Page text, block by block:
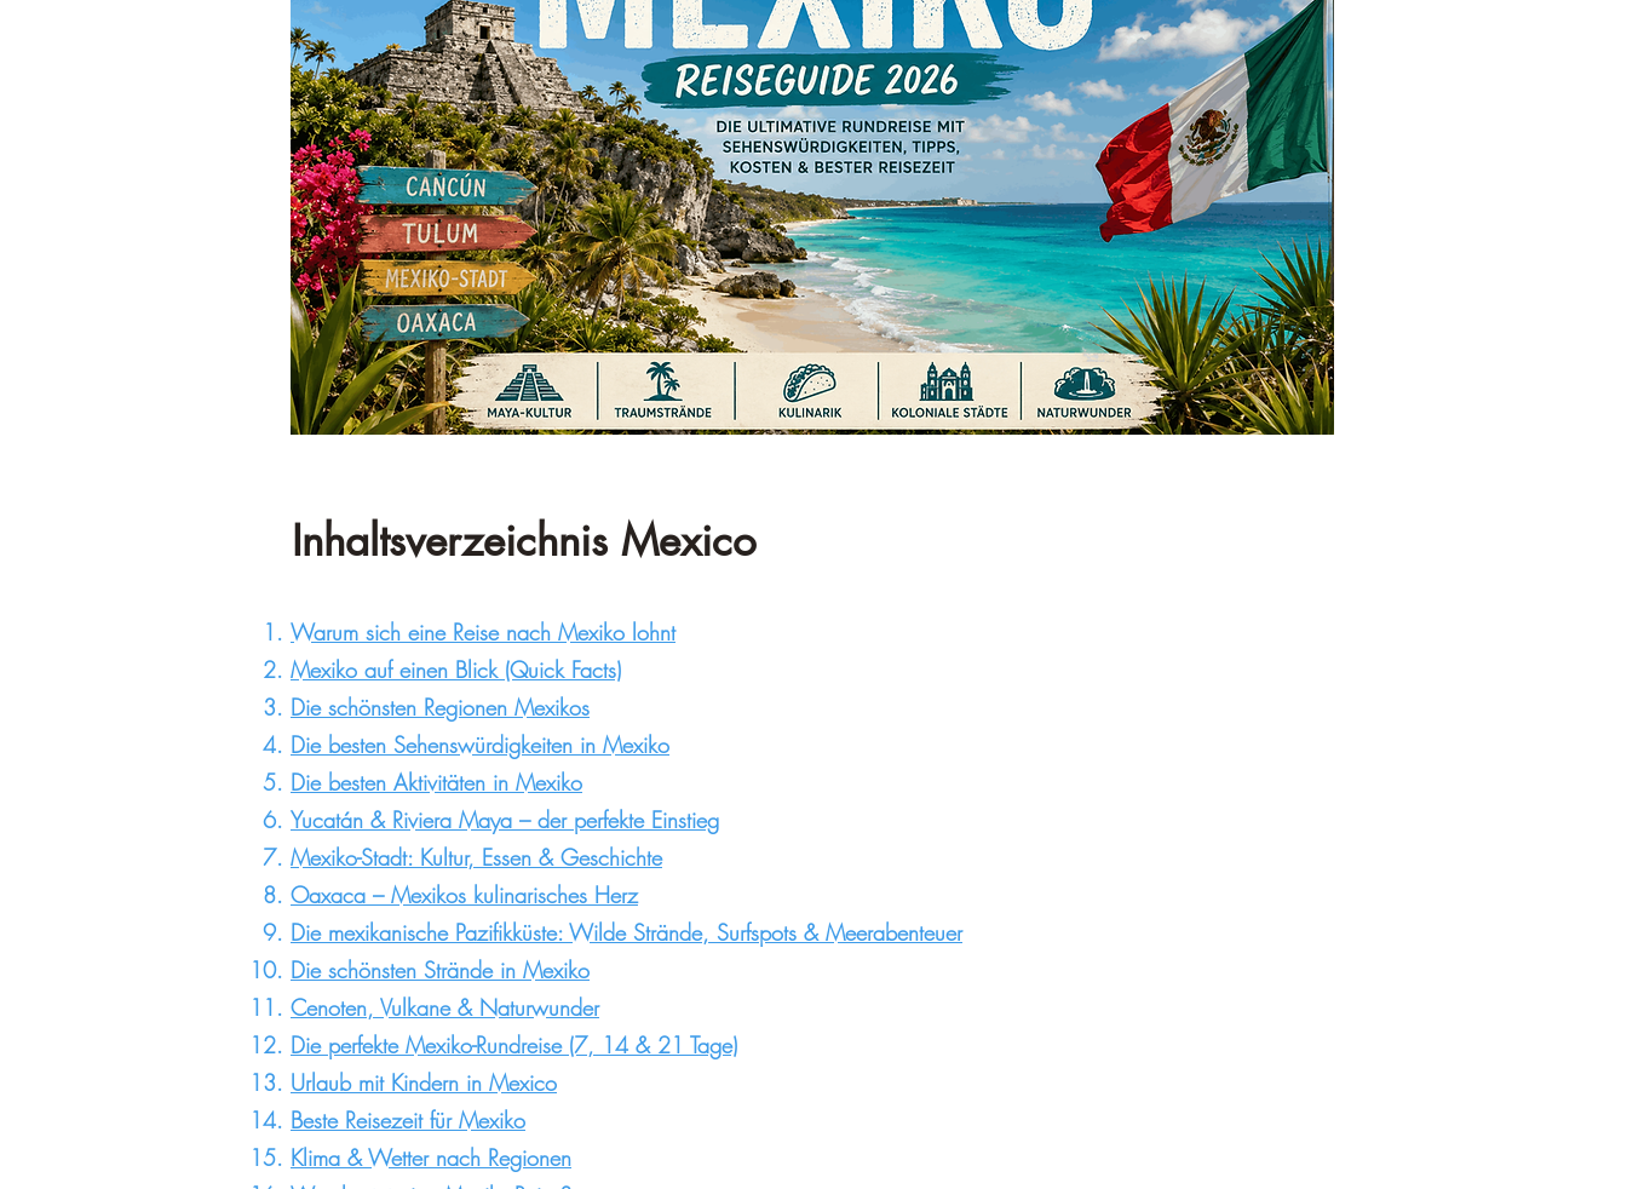
Inhaltsverzeichnis Mexico
Warum sich eine Reise nach Mexiko lohnt
Mexiko auf einen Blick (Quick Facts)
Die schönsten Regionen Mexikos
Die besten Sehenswürdigkeiten in Mexiko
​Die besten Aktivitäten in Mexiko
Yucatán & Riviera Maya – der perfekte Einstieg
Mexiko-Stadt: Kultur, Essen & Geschichte
Oaxaca – Mexikos kulinarisches Herz
Die mexikanische Pazifikküste: Wilde Strände, Surfspots & Meerabenteuer
Die schönsten Strände in Mexiko
Cenoten, Vulkane & Naturwunder
Die perfekte Mexiko-Rundreise (7, 14 & 21 Tage)
​Urlaub mit Kindern in Mexico
Beste Reisezeit für Mexiko
Klima & Wetter nach Regionen